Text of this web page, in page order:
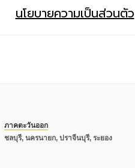
นโยบายความเป็นส่วนตัว
ภาคตะวันออก
ชลบุรี, นครนายก, ปราจีนบุรี, ระยอง